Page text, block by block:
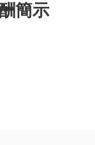
簡示